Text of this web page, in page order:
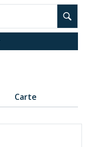
Carte